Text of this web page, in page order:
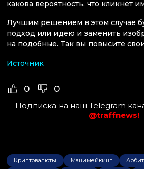
какова вероятность, что кликнет
Лучшим решением в этом случае
подход или идею и заменить
на подобные. Так вы повысите
Источник
0 0
Подписка на наш Telegram
@traffnews!
Криптовалюты Манимейкинг